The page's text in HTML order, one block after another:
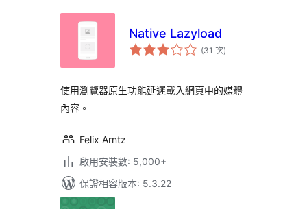
Native Lazyload
(31 次評
分)
使用瀏覽器原生功能延遲載入網頁中的媒體
內容。
Felix Arntz
啟用安裝數: 5,000+
保證相容版本: 5.3.22